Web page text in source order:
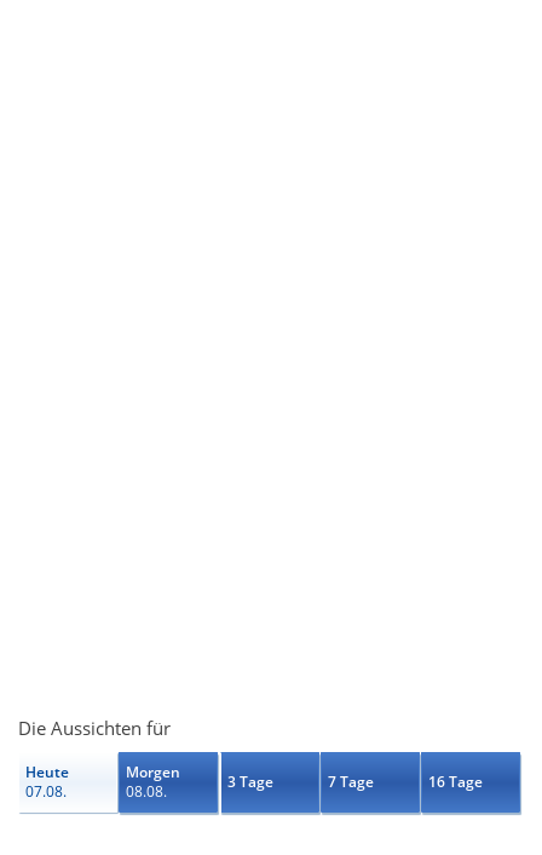
Die Aussichten für
Heute
07.08.
Morgen
08.08.
3 Tage 7 Tage 16 Tage